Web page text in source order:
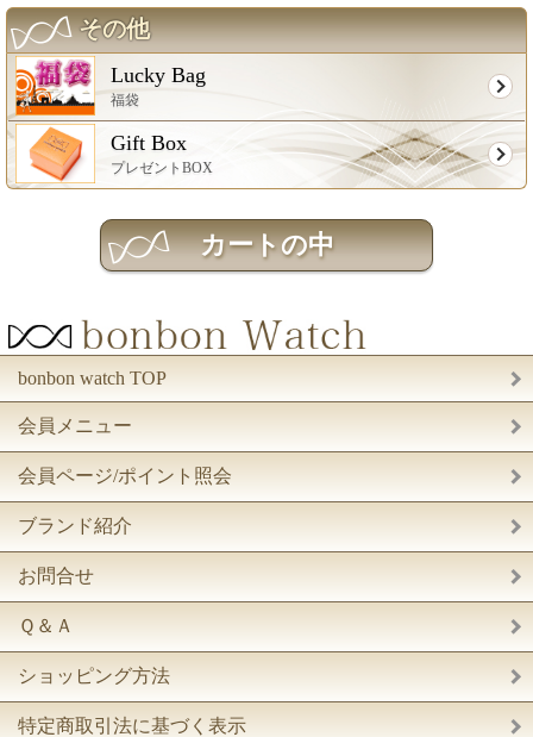
その他
Lucky Bag
福袋
Gift Box
プレゼントBOX
bonbon watch TOP
会員メニュー
会員ページ/ポイント照会
ブランド紹介
お問合せ
Ｑ＆Ａ
ショッピング方法
特定商取引法に基づく表示